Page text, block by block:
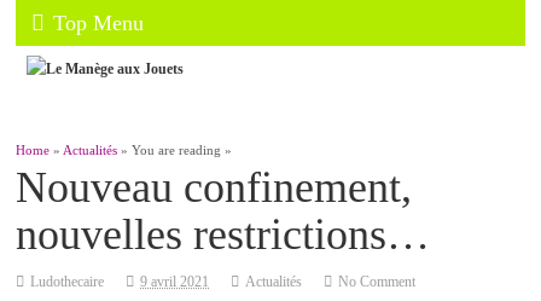
Top Menu
Home »Actualités » You are reading »
Nouveau confinement,
nouvelles restrictions…
Ludothecaire 9 avril 2021 Actualités No Comment